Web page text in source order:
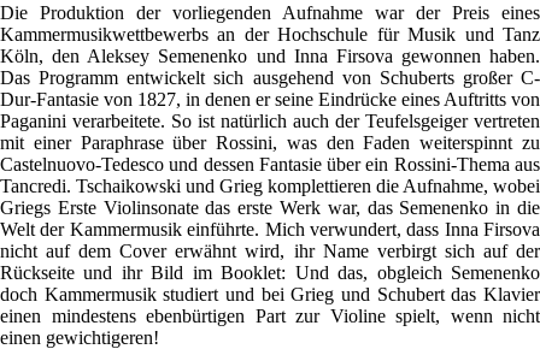
Die Produktion der vorliegenden Aufnahme war der Preis eines
Kammermusikwettbewerbs an der Hochschule für Musik und Tanz
Köln, den Aleksey Semenenko und Inna Firsova gewonnen haben.
Das Programm entwickelt sich ausgehend von Schuberts großer C-
Dur-Fantasie von 1827, in denen er seine Eindrücke eines Auftritts von
Paganini verarbeitete. So ist natürlich auch der Teufelsgeiger vertreten
mit einer Paraphrase über Rossini, was den Faden weiterspinnt zu
Castelnuovo-Tedesco und dessen Fantasie über ein Rossini-Thema aus
Tancredi. Tschaikowski und Grieg komplettieren die Aufnahme, wobei
Griegs Erste Violinsonate das erste Werk war, das Semenenko in die
Welt der Kammermusik einführte. Mich verwundert, dass Inna Firsova
nicht auf dem Cover erwähnt wird, ihr Name verbirgt sich auf der
Rückseite und ihr Bild im Booklet: Und das, obgleich Semenenko
doch Kammermusik studiert und bei Grieg und Schubert das Klavier
einen mindestens ebenbürtigen Part zur Violine spielt, wenn nicht
einen gewichtigeren!